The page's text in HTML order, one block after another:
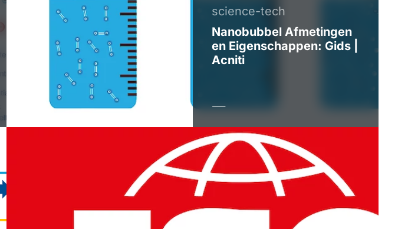
science-tech
Nanobubbel Afmetingen
en Eigenschappen: Gids |
Acniti